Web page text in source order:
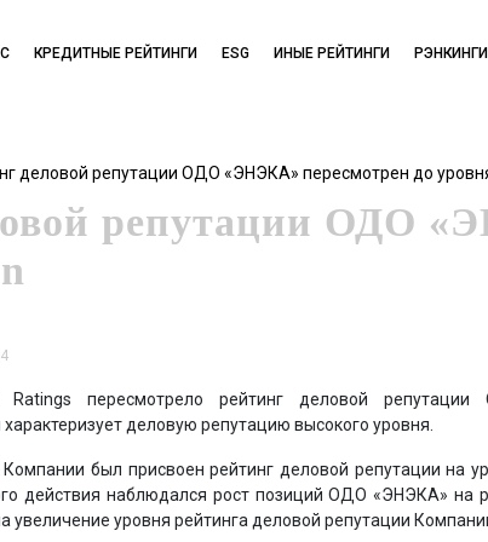
КРЕДИТНЫЕ РЕЙТИНГИ ESG ИНЫЕ РЕЙТИНГИ РЭНКИНГИ
деловой репутации ОДО «ЭНЭКА» пересмотрен до
репутации ОДО
Ratings пересмотрело рейтинг деловой
деловую репутацию высокого уровня.
был присвоен рейтинг деловой репутации на
действия наблюдался рост позиций ОДО «ЭНЭКА» на
увеличение уровня рейтинга деловой репутации